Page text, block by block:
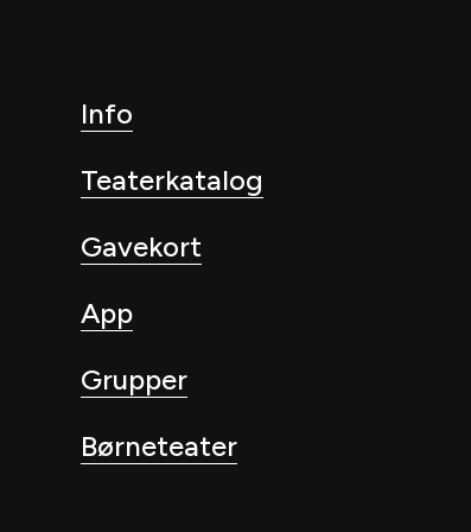
Info
Teaterkatalog
Gavekort
App
Grupper
Børneteater